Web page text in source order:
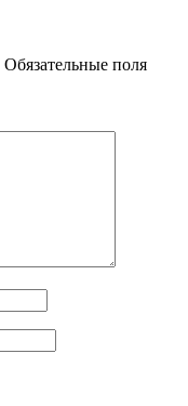
Обязательные поля